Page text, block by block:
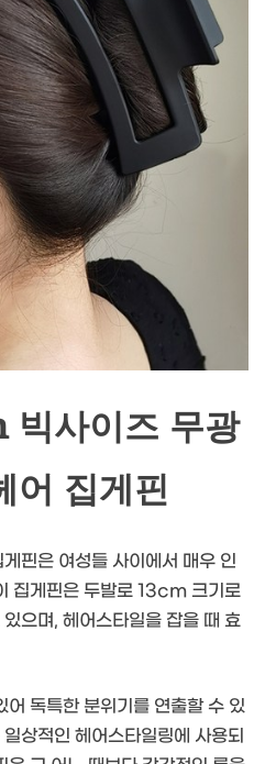
빅사이즈 무광
어 집게핀
핀은 여성들 사이에서 매우 인
집게핀은 두발로 13cm 크기로
으며, 헤어스타일을 잡을 때 효
어 독특한 분위기를 연출할 수 있
상적인 헤어스타일링에 사용되